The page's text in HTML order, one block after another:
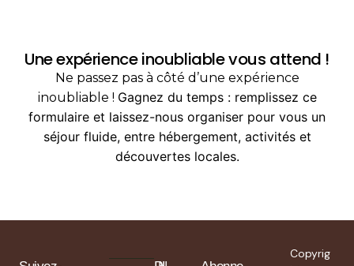
Une expérience inoubliable vous attend !
Ne passez pas à côté d’une expérience
inoubliable ! Gagnez du temps : remplissez ce
formulaire et laissez-nous organiser pour vous un
séjour fluide, entre hébergement, activités et
découvertes locales.
Copyrig